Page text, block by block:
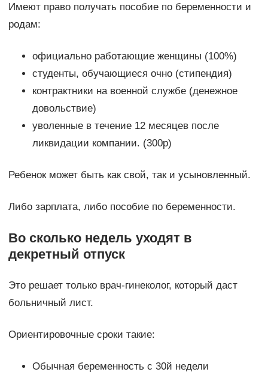
Имеют право получать пособие по беременности и
родам:
официально работающие женщины (100%)
студенты, обучающиеся очно (стипендия)
контрактники на военной службе (денежное
довольствие)
уволенные в течение 12 месяцев после
ликвидации компании. (300р)
Ребенок может быть как свой, так и усыновленный.
Либо зарплата, либо пособие по беременности.
Во сколько недель уходят в
декретный отпуск
Это решает только врач-гинеколог, который даст
больничный лист.
Ориентировочные сроки такие:
Обычная беременность с 30й недели